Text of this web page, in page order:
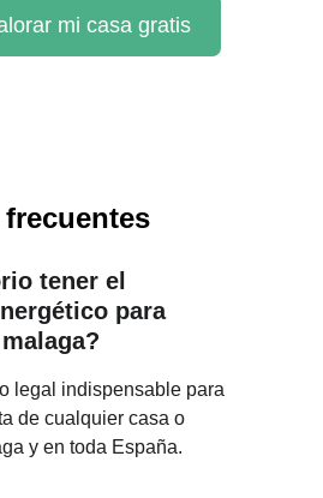
mi casa gratis
tener el
para
legal indispensable para
de cualquier casa o
y en toda España.